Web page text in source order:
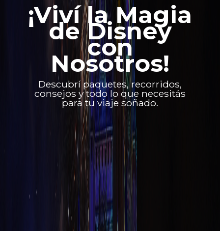
¡Viví la Magia
de Disney
con
Nosotros!
Descubrí paquetes, recorridos,
consejos y todo lo que necesitás
para tu viaje soñado.